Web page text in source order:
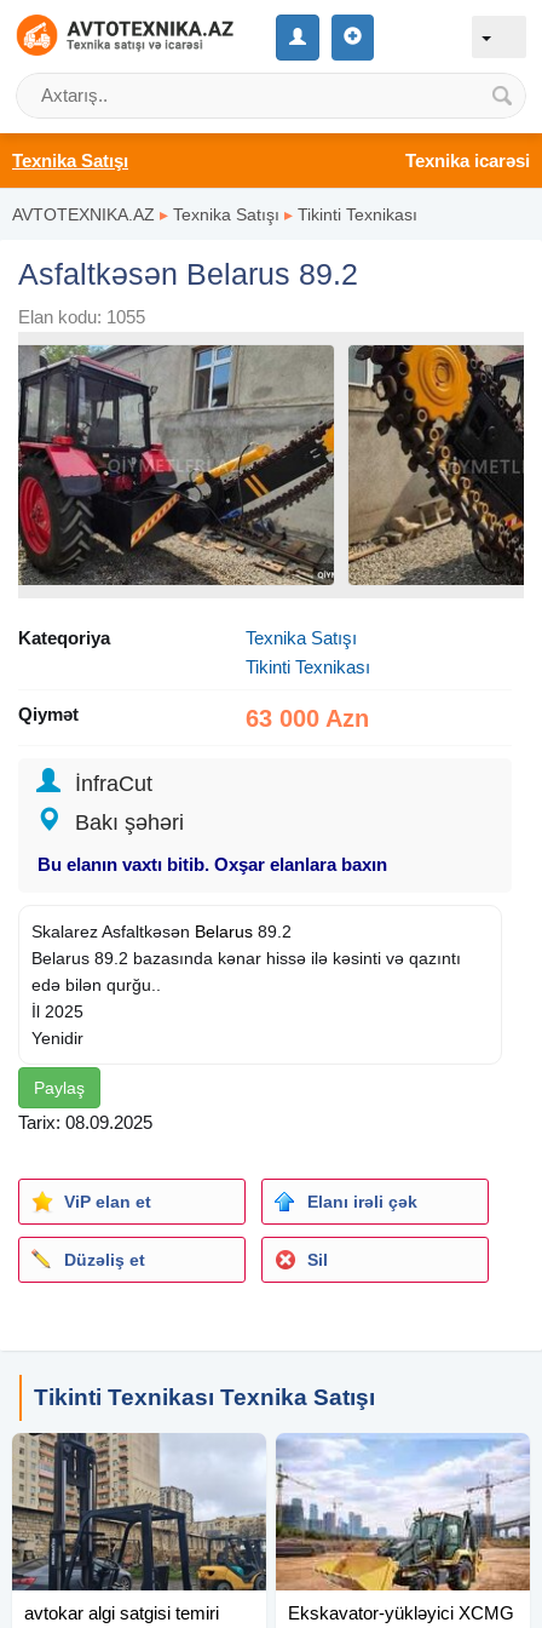
Texnika Satışı Texnika icarəsi
AVTOTEXNIKA.AZ ▸ Texnika Satışı ▸ Tikinti Texnikası
Asfaltkəsən Belarus 89.2
Elan kodu: 1055
Kateqoriya
Texnika Satışı
Tikinti Texnikası
Qiymət 63 000 Azn
İnfraCut
Bakı şəhəri
Bu elanın vaxtı bitib. Oxşar elanlara baxın
Skalarez Asfaltkəsən Belarus 89.2
Belarus 89.2 bazasında kənar hissə ilə kəsinti və qazıntı
edə bilən qurğu..
İl 2025
Yenidir
Paylaş
Tarix: 08.09.2025
ViP elan et Elanı irəli çək
Düzəliş et Sil
Tikinti Texnikası Texnika Satışı
avtokar algi satgisi temiri
Ekskavator-yükləyici XCMG